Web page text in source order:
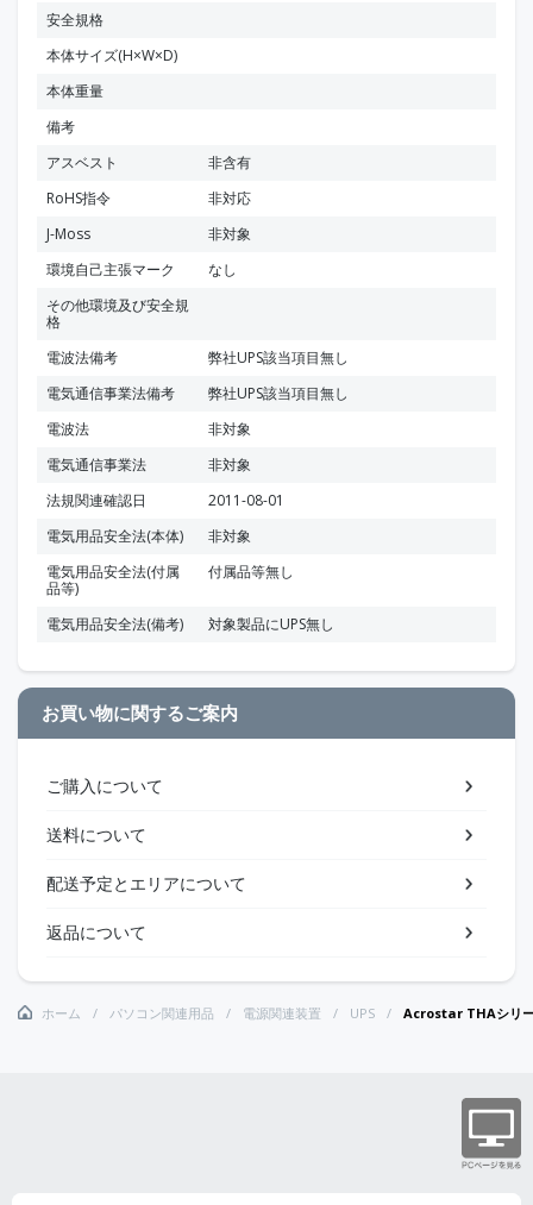
安全規格
本体サイズ(H×W×D)
本体重量
備考
アスベスト
非含有
RoHS指令
非対応
J-Moss
非対象
環境自己主張マーク
なし
その他環境及び安全規
格
電波法備考
弊社UPS該当項目無し
電気通信事業法備考
弊社UPS該当項目無し
電波法
非対象
電気通信事業法
非対象
法規関連確認日
2011-08-01
電気用品安全法(本体)
非対象
電気用品安全法(付属
品等)
付属品等無し
電気用品安全法(備考) 対象製品にUPS無し
お買い物に関するご案内
ご購入について
送料について
配送予定とエリアについて
返品について
ホーム パソコン関連用品 電源関連装置 UPS Acrostar THAシリー